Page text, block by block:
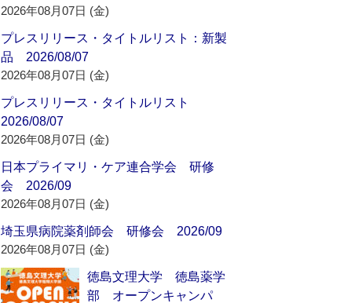
2026年08月07日 (金)
プレスリリース・タイトルリスト：新製
品 2026/08/07
2026年08月07日 (金)
プレスリリース・タイトルリスト
2026/08/07
2026年08月07日 (金)
日本プライマリ・ケア連合学会 研修
会 2026/09
2026年08月07日 (金)
埼玉県病院薬剤師会 研修会 2026/09
2026年08月07日 (金)
徳島文理大学 徳島薬学
部 オープンキャンパ